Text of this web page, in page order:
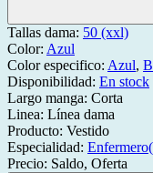
Tallas dama: 50 (xxl)
Color: Azul
Color especifico: Azul,
Disponibilidad: En stock
Largo manga: Corta
Linea: Línea dama
Producto: Vestido
Especialidad:
Precio: Saldo, Oferta